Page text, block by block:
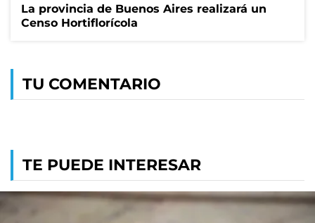
La provincia de Buenos Aires realizará un
Censo Hortiflorícola
TU COMENTARIO
TE PUEDE INTERESAR